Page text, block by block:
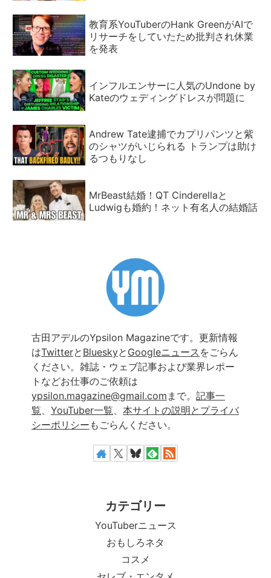
教育系YouTuberのHank GreenがAIで
リサーチをしていたため批判され休業
を発表
インフルエンサーに人気のUndone by
Kateのウェディングドレスが問題に
Andrew Tate逮捕でカプリパンツと紫
のシャツがいじられる トランプは助け
るつもりなし
MrBeast結婚！QT Cinderellaと
Ludwigも婚約！ネット有名人の結婚話
古田アデルのYpsilon Magazineです。更新情報
はTwitterと Blueskyと Googleニュース をごらん
ください。雑誌・ウェブ記事および業界レポー
トなどお仕事のご依頼は
ypsilon.magazine@gmail.com まで。 記事一
覧
YouTuber一覧
本サイトの説明とプライバ
シーポリシー もごらんください。
カテゴリー
YouTuberニュース
おもしろネタ
コスメ